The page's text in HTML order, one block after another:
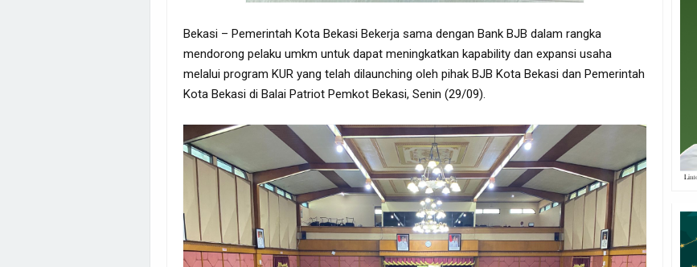
Bekasi – Pemerintah Kota Bekasi Bekerja sama dengan Bank BJB dalam rangka
mendorong pelaku umkm untuk dapat meningkatkan kapability dan expansi usaha
melalui program KUR yang telah dilaunching oleh pihak BJB Kota Bekasi dan Pemerintah
Kota Bekasi di Balai Patriot Pemkot Bekasi, Senin (29/09).